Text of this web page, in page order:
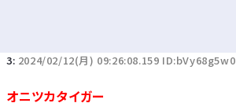
3: 2024/02/12(月) 09:26:08.159 ID:bVy68g5w0
オニツカタイガー